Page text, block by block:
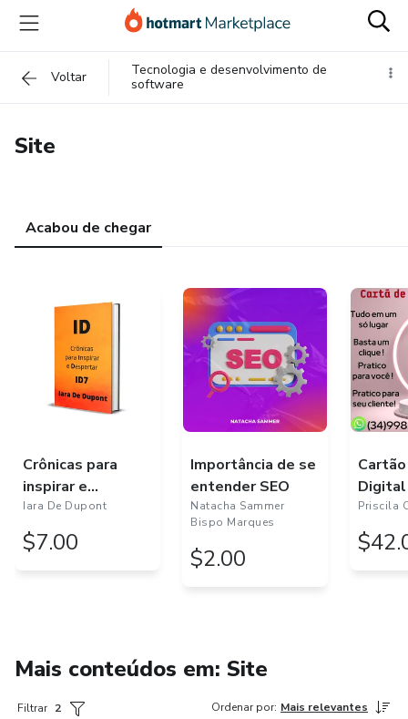
Voltar
Tecnologia e desenvolvimento de
software
Site
Acabou de chegar
Crônicas para
inspirar e
despertar -
Volume 7
Iara De Dupont
$7.00
Importância de se
entender SEO
Natacha Sammer
Bispo Marques
$2.00
Digital
Priscila
Mais conteúdos em: Site
Ordenar por: Mais relevantes
Filtrar 2